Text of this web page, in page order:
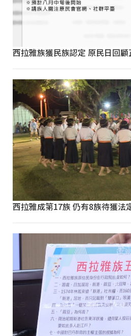
西拉雅族獲民族認定 原民日回顧
西拉雅成第17族 仍有8族待獲法